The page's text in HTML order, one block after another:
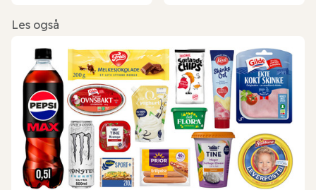
Les også